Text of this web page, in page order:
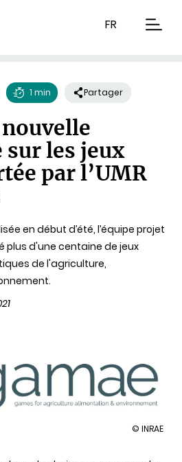
FR
de
lecture
1 min Partager
les jeux
par l’UMR
en début d’été, l’équipe projet
plus d'une centaine de jeux
de l'agriculture,
illustration
© INRAE